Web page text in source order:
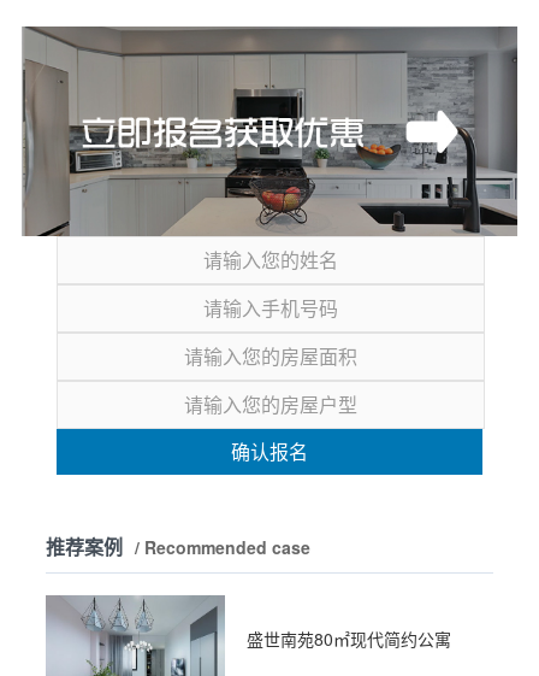
确认报名
推荐案例 / Recommended case
盛世南苑80㎡现代简约公寓